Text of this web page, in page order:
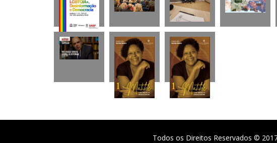
Todos os Direitos Reservados ©